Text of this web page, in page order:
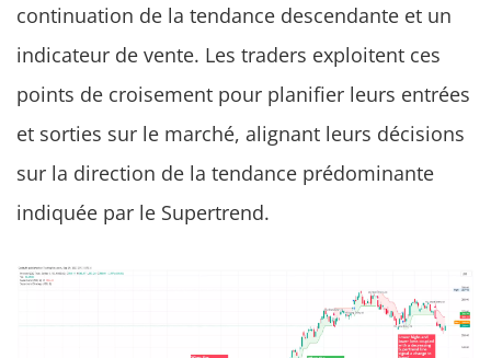
continuation de la tendance descendante et un
indicateur de vente. Les traders exploitent ces
points de croisement pour planifier leurs entrées
et sorties sur le marché, alignant leurs décisions
sur la direction de la tendance prédominante
indiquée par le Supertrend.